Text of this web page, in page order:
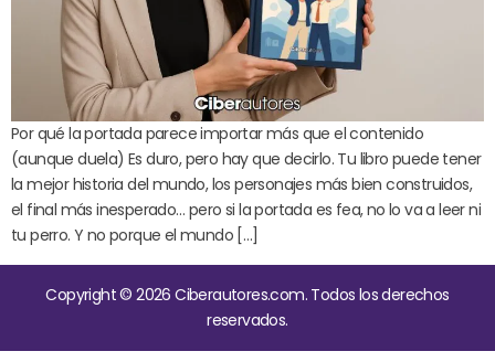
Por qué la portada parece importar más que el contenido
(aunque duela) Es duro, pero hay que decirlo. Tu libro puede tener
la mejor historia del mundo, los personajes más bien construidos,
el final más inesperado… pero si la portada es fea, no lo va a leer ni
tu perro. Y no porque el mundo […]
Copyright © 2026 Ciberautores.com. Todos los derechos
reservados.